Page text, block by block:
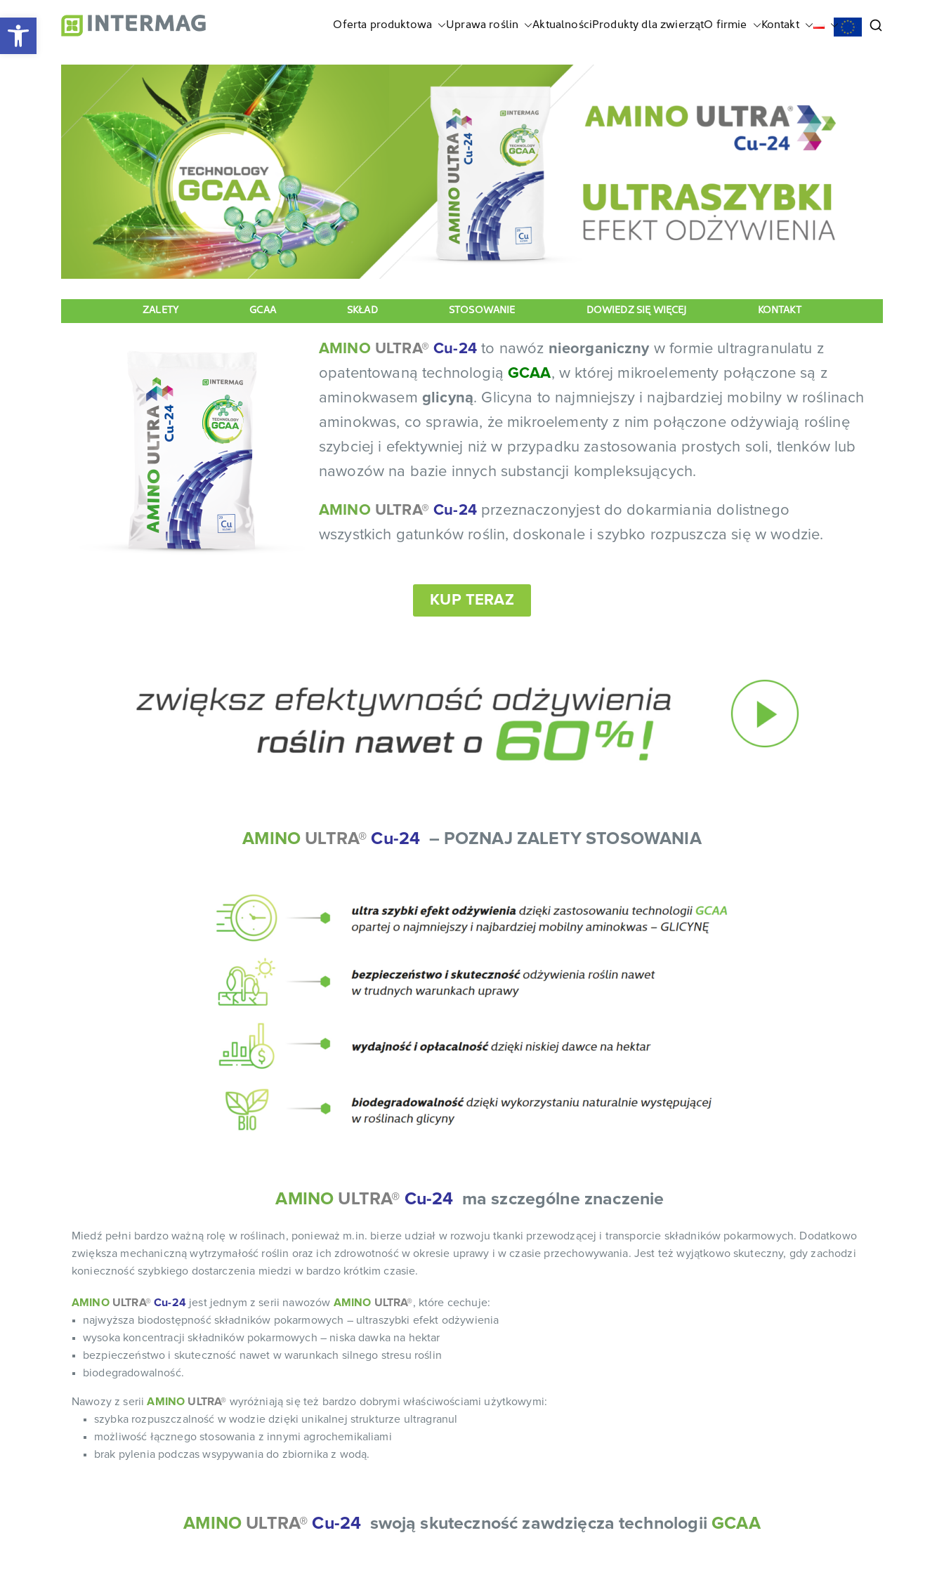
Otwórz pasek narzędziProducent nawozów dolistnych i biostymulatorów
Oferta produktowa Uprawa roślin AktualnościProdukty dla zwierzątO firmie Kontakt
ZALETY GCAA SKŁAD STOSOWANIE DOWIEDZ SIĘ WIĘCEJ KONTAKT
AMINO ULTRA® Cu-24to nawóz nieorganicznyw formie ultragranulatu z
opatentowaną technologiąGCAA, w której mikroelementy połączone są z
aminokwasem glicyną. Glicyna to najmniejszy i najbardziej mobilny w roślinach
aminokwas, co sprawia, że mikroelementy z nim połączone odżywiają roślinę
szybciej i efektywniej niż w przypadku zastosowania prostych soli, tlenków lub
nawozów na bazie innych substancji kompleksujących.
AMINO ULTRA® Cu-24 przeznaczonyjest do dokarmiania dolistnego
wszystkich gatunków roślin, doskonale i szybko rozpuszcza się w wodzie.
KUP TERAZ
AMINO ULTRA® Cu-24 – POZNAJ ZALETY STOSOWANIA
AMINO ULTRA® Cu-24 ma szczególne znaczenie
Miedź pełni bardzo ważną rolę w roślinach, ponieważ m.in. bierze udział w rozwoju tkanki przewodzącej i transporcie składników pokarmowych. Dodatkowo
zwiększa mechaniczną wytrzymałość roślin oraz ich zdrowotność w okresie uprawy i w czasie przechowywania. Jest też wyjątkowo skuteczny, gdy zachodzi
konieczność szybkiego dostarczenia miedzi w bardzo krótkim czasie.
AMINO ULTRA® Cu-24jest jednym z serii nawozów AMINO ULTRA®, które cechuje:
najwyższa biodostępność składników pokarmowych – ultraszybki efekt odżywienia
wysoka koncentracji składników pokarmowych – niska dawka na hektar
bezpieczeństwo i skuteczność nawet w warunkach silnego stresu roślin
biodegradowalność.
Nawozy z seriiAMINO ULTRA® wyróżniają się też bardzo dobrymi właściwościami użytkowymi:
szybka rozpuszczalność w wodzie dzięki unikalnej strukturze ultragranul
możliwość łącznego stosowania z innymi agrochemikaliami
brak pylenia podczas wsypywania do zbiornika z wodą.
AMINO ULTRA® Cu-24 swoją skuteczność zawdzięczatechnologii GCAA